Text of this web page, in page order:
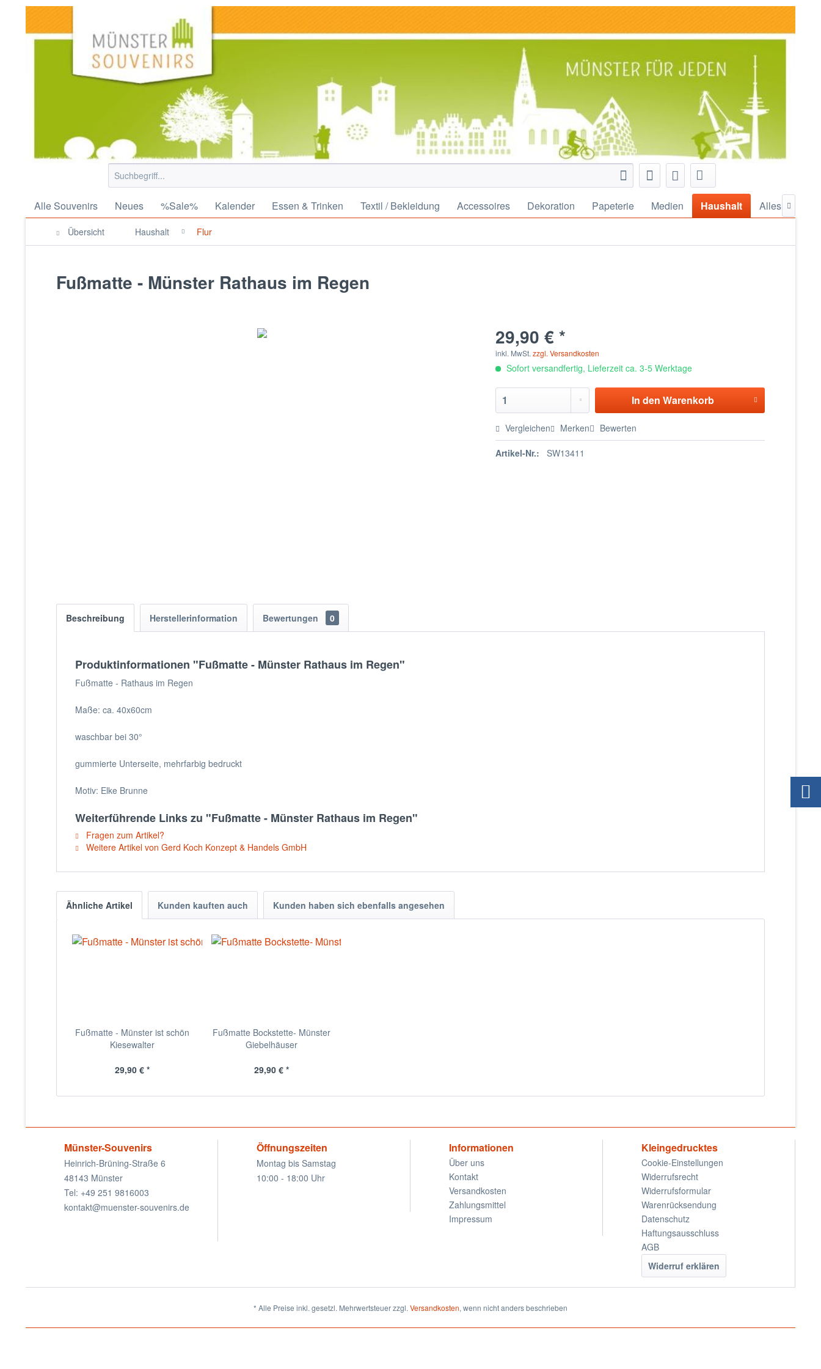
Alle Souvenirs Neues %Sale% Kalender Essen & Trinken Textil / Bekleidung Accessoires Dekoration Papeterie Medien Haushalt Alles für

Übersicht Haushalt Flur
Fußmatte - Münster Rathaus im Regen
29,90 € *
inkl. MwSt.zzgl. Versandkosten
Sofort versandfertig, Lieferzeit ca. 3-5 Werktage
In den Warenkorb
Vergleichen Merken Bewerten
Artikel-Nr.: SW13411
Beschreibung Herstellerinformation Bewertungen 0
Produktinformationen "Fußmatte - Münster Rathaus im Regen"
Fußmatte - Rathaus im Regen
Maße: ca. 40x60cm
waschbar bei 30°
gummierte Unterseite, mehrfarbig bedruckt
Motiv: Elke Brunne
Weiterführende Links zu "Fußmatte - Münster Rathaus im Regen"
Fragen zum Artikel?
Weitere Artikel von Gerd Koch Konzept & Handels GmbH
Ähnliche Artikel Kunden kauften auch Kunden haben sich ebenfalls angesehen
Fußmatte - Münster ist schön
Kiesewalter
29,90 € *
Fußmatte Bockstette- Münster
Giebelhäuser
29,90 € *
Münster-Souvenirs
Heinrich-Brüning-Straße 6
48143 Münster
Tel: +49 251 9816003
kontakt@muenster-souvenirs.de
Öffnungszeiten
Montag bis Samstag
10:00 - 18:00 Uhr
Informationen
Über uns
Kontakt
Versandkosten
Zahlungsmittel
Impressum
Kleingedrucktes
Cookie-Einstellungen
Widerrufsrecht
Widerrufsformular
Warenrücksendung
Datenschutz
Haftungsausschluss
AGB
Widerruf erklären
* Alle Preise inkl. gesetzl. Mehrwertsteuer zzgl.Versandkosten, wenn nicht anders beschrieben